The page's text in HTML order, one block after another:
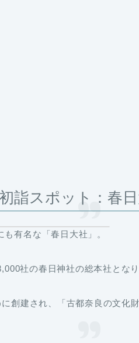
詣スポット：春
有名な「春日大社」。
社の春日神社の総本社 とな
創建され、「古都奈良の文化財